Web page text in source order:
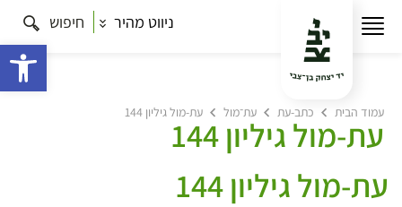
ניווט מהיר חיפוש
עמוד הבית כתב-עת עת־מול עת-מול גיליון 144
עת-מול גיליון 144
עת-מול גיליון 144